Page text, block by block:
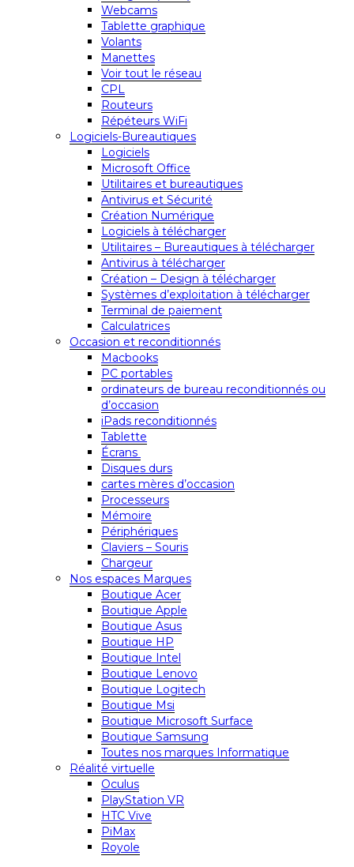
Webcams
Tablette graphique
Volants
Manettes
Voir tout le réseau
CPL
Routeurs
Répéteurs WiFi
Logiciels-Bureautiques
Logiciels
Microsoft Office
Utilitaires et bureautiques
Antivirus et Sécurité
Création Numérique
Logiciels à télécharger
Utilitaires – Bureautiques à télécharger
Antivirus à télécharger
Création – Design à télécharger
Systèmes d’exploitation à télécharger
Terminal de paiement
Calculatrices
Occasion et reconditionnés
Macbooks
PC portables
ordinateurs de bureau reconditionnés ou
d’occasion
iPads reconditionnés
Tablette
Écrans
Disques durs
cartes mères d’occasion
Processeurs
Mémoire
Périphériques
Claviers – Souris
Chargeur
Nos espaces Marques
Boutique Acer
Boutique Apple
Boutique Asus
Boutique HP
Boutique Intel
Boutique Lenovo
Boutique Logitech
Boutique Msi
Boutique Microsoft Surface
Boutique Samsung
Toutes nos marques Informatique
Réalité virtuelle
Oculus
PlayStation VR
HTC Vive
PiMax
Royole